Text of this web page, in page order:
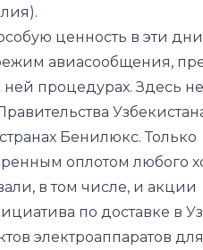
процедурах. Здесь
Бенилюкс. Только
оплотом любого
в том числе, и акции
по доставке в
электроаппаратов
себя
формами COVID-19.
благодарность